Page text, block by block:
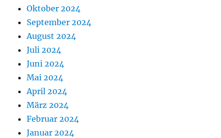
Oktober 2024
September 2024
August 2024
Juli 2024
Juni 2024
Mai 2024
April 2024
März 2024
Februar 2024
Januar 2024